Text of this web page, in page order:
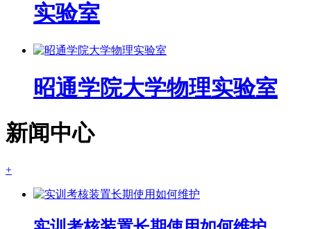
实验室
昭通学院大学物理实验室
新闻中心
+